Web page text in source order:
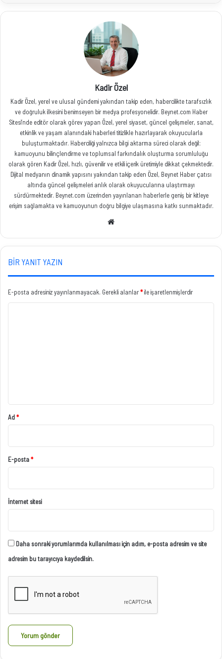
Kadir Özel
Kadir Özel, yerel ve ulusal gündemi yakından takip eden, habercilikte tarafsızlık
ve doğruluk ilkesini benimseyen bir medya profesyonelidir. Beynet.com Haber
Sitesi’nde editör olarak görev yapan Özel, yerel siyaset, güncel gelişmeler, sanat,
etkinlik ve yaşam alanındaki haberleri titizlikle hazırlayarak okuyucularla
buluşturmaktadır. Haberciliği yalnızca bilgi aktarma süreci olarak değil;
kamuoyunu bilinçlendirme ve toplumsal farkındalık oluşturma sorumluluğu
olarak gören Kadir Özel, hızlı, güvenilir ve etkili içerik üretimiyle dikkat çekmektedir.
Dijital medyanın dinamik yapısını yakından takip eden Özel, Beynet Haber çatısı
altında güncel gelişmeleri anlık olarak okuyucularına ulaştırmayı
sürdürmektedir. Beynet.com üzerinden yayınlanan haberlerle geniş bir kitleye
erişim sağlamakta ve kamuoyunun doğru bilgiye ulaşmasına katkı sunmaktadır.
BIR YANIT YAZIN
E-posta adresiniz yayınlanmayacak. Gerekli alanlar*ile işaretlenmişlerdir
Ad*
E-posta*
İnternet sitesi
Daha sonraki yorumlarımda kullanılması için adım, e-posta adresim ve site
adresim bu tarayıcıya kaydedilsin.